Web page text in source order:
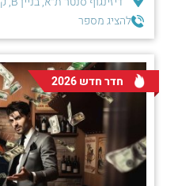
להציג מספר
חדר חדש 2026